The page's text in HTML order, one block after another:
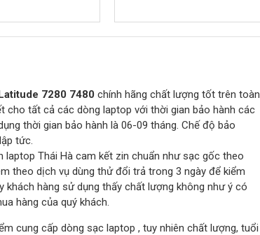
7280 7480 chính hãng chất lượng tốt trên toàn
cho tất cả các dòng laptop với thời gian bảo hành các
thời gian bảo hành là 06-09 tháng. Chế độ bảo
tức.
laptop Thái Hà cam kết zin chuẩn như sạc gốc theo
theo dịch vụ dùng thử đổi trả trong 3 ngày để kiểm
hàng sử dụng thấy chất lượng không như ý có
hàng của quý khách.
cung cấp dòng sạc laptop , tuy nhiên chất lượng, tuổi